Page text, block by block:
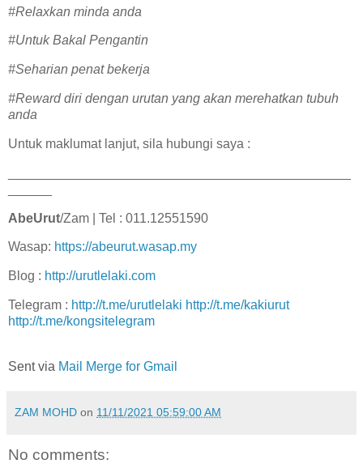
#Relaxkan minda anda
#Untuk Bakal Pengantin
#Seharian penat bekerja
#Reward diri dengan urutan yang akan merehatkan tubuh
anda
Untuk maklumat lanjut, sila hubungi saya :
AbeUrut/Zam | Tel : 011.12551590
Wasap: https://abeurut.wasap.my
Blog : http://urutlelaki.com
Telegram : http://t.me/urutlelaki http://t.me/kakiurut
http://t.me/kongsitelegram
Sent via Mail Merge for Gmail
ZAM MOHD on 11/11/2021 05:59:00 AM
No comments: